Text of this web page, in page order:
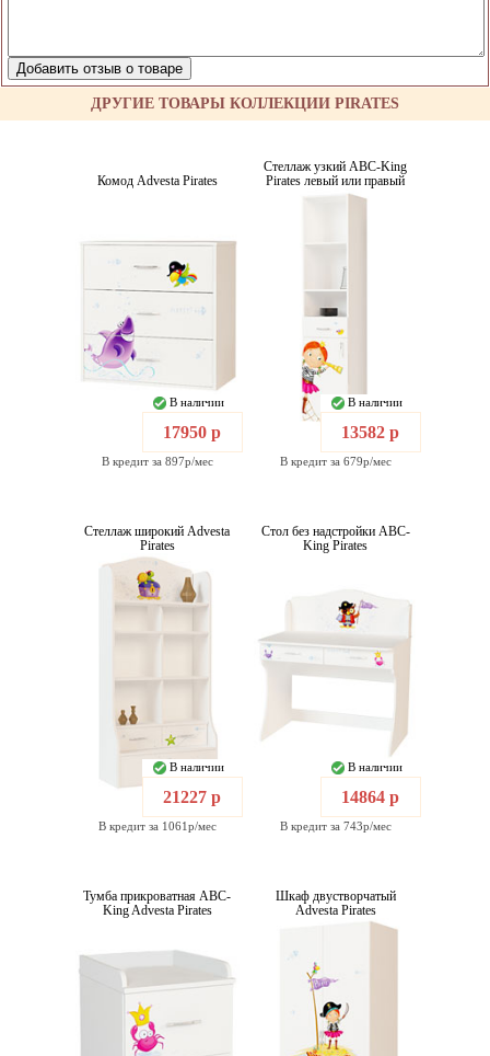
ДРУГИЕ ТОВАРЫ КОЛЛЕКЦИИ PIRATES
Комод Advesta Pirates
В наличии
17950 р
В кредит за 897р/мес
Стеллаж узкий ABC-King
Pirates левый или правый
В наличии
13582 р
В кредит за 679р/мес
Стеллаж широкий Advesta
Pirates
В наличии
21227 р
В кредит за 1061р/мес
Стол без надстройки ABC-
King Pirates
В наличии
14864 р
В кредит за 743р/мес
Тумба прикроватная ABC-
King Advesta Pirates
Шкаф двустворчатый
Advesta Pirates